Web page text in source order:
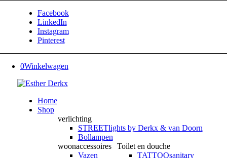
Facebook
LinkedIn
Instagram
Pinterest
0Winkelwagen
Home
Shop
verlichting
STREETlights by Derkx & van Doorn
Bollampen
woonaccessoires
Vazen
Toilet en douche
TATTOOsanitary